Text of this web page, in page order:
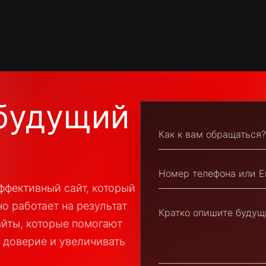
сайт, который
работает на результат
которые помогают
и увеличивать